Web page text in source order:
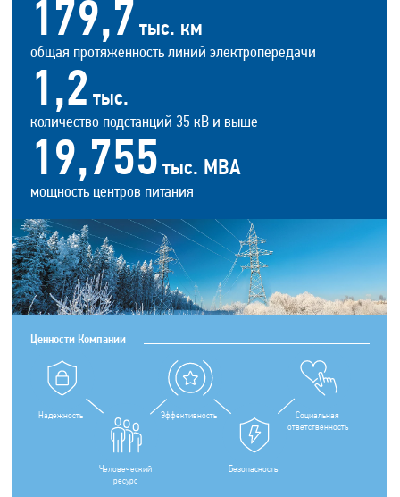
179,7 тыс. км
общая протяженность линий электропередачи
1,2 тыс.
количество подстанций 35 кВ и выше
19,755 тыс. МВА
мощность центров питания
Ценности Компании
Надежность Эффективность
Безопасность
Социальная
ответственность
ресурс
Человеческий